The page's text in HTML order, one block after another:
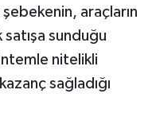
araçların
sunduğu
nitelikli
sağladığı